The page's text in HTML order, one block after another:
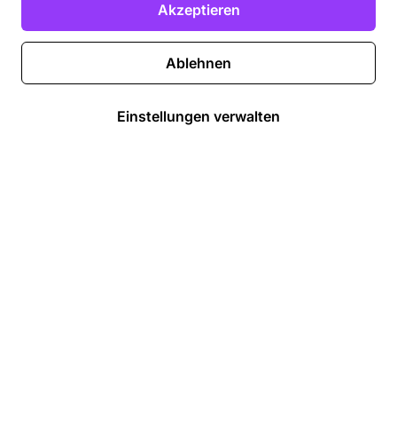
Akzeptieren
Ablehnen
Einstellungen verwalten